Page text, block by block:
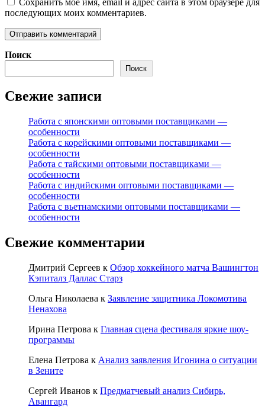
Сохранить моё имя, email и адрес сайта в этом браузере для
последующих моих комментариев.
Поиск
Поиск
Свежие записи
Работа с японскими оптовыми поставщиками —
особенности
Работа с корейскими оптовыми поставщиками —
особенности
Работа с тайскими оптовыми поставщиками —
особенности
Работа с индийскими оптовыми поставщиками —
особенности
Работа с вьетнамскими оптовыми поставщиками —
особенности
Свежие комментарии
Дмитрий Сергеев к Обзор хоккейного матча Вашингтон
Кэпиталз Даллас Старз
Ольга Николаева к Заявление защитника Локомотива
Ненахова
Ирина Петрова к Главная сцена фестиваля яркие шоу-
программы
Елена Петрова к Анализ заявления Игонина о ситуации
в Зените
Сергей Иванов к Предматчевый анализ Сибирь,
Авангард